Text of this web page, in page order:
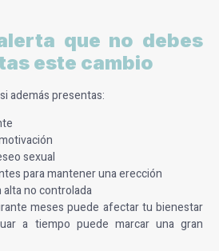
que no debes
este cambio
además presentas:
sexual
para mantener una erección
no controlada
meses puede afectar tu bienestar
a tiempo puede marcar una gran